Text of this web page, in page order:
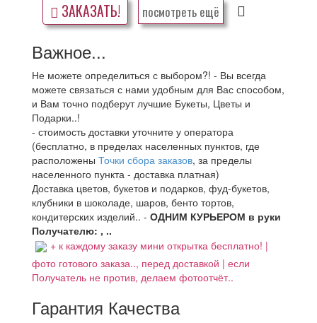
ЗАКАЗАТЬ! посмотреть ещё
Важное...
Не можете определиться с выбором?! - Вы всегда
можете связаться с нами удобным для Вас способом,
и Вам точно подберут лучшие Букеты, Цветы и
Подарки..!
- стоимость доставки уточните у оператора
(бесплатно, в пределах населенных пунктов, где
расположены Точки сбора заказов, за пределы
населенного пункта - доставка платная)
Доставка цветов, букетов и подарков, фуд-букетов,
клубники в шоколаде, шаров, бенто тортов,
кондитерских изделий.. - ОДНИМ КУРЬЕРОМ в руки
Получателю: , ..
+ к каждому заказу мини открытка бесплатно! |
фото готового заказа.., перед доставкой | если
Получатель не против, делаем фотоотчёт..
Гарантия Качества